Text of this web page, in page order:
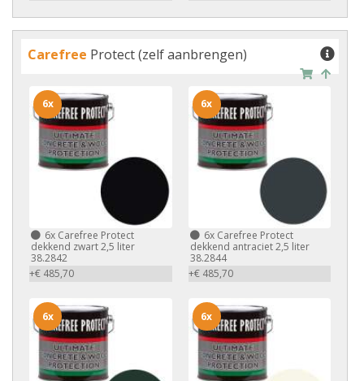
Carefree Protect (zelf aanbrengen)
6x Carefree Protect
dekkend zwart 2,5 liter
38.2842
+€ 485,70
6x
6xCarefree Protect
dekkend antraciet 2,5 liter
38.2844
+€ 485,70
6x
6x 6x